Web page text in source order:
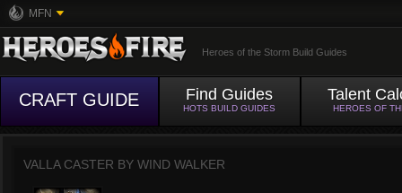
MFN
Heroes of the Storm Build Guides
CRAFT GUIDE Find Guides
HOTS BUILD GUIDES
Talent
HEROES OF
VALLA CASTER BY WIND WALKER